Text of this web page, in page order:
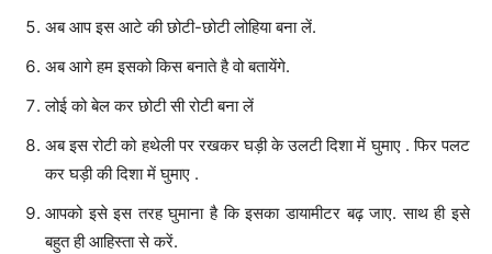
अब आप इस आटे की छोटी-छोटी लोहिया बना लें.
अब आगे हम इसको किस बनाते है वो बतायेंगे.
लोई को बेल कर छोटी सी रोटी बना लें
अब इस रोटी को हथेली पर रखकर घड़ी के उलटी दिशा में घुमाए . फिर पलट
कर घड़ी की दिशा में घुमाए .
आपको इसे इस तरह घुमाना है कि इसका डायामीटर बढ़ जाए. साथ ही इसे
बहुत ही आहिस्ता से करें.